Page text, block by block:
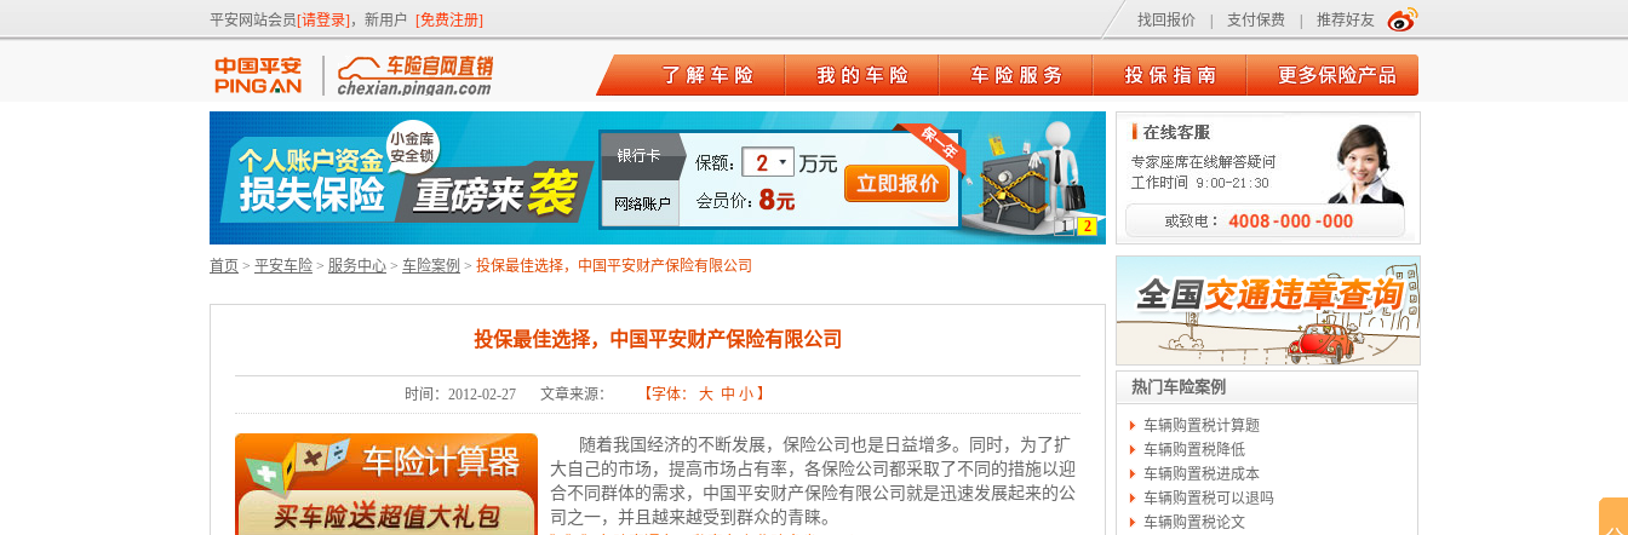
平安网站会员[请登录] ，新用户 [免费注册] 找回报价 支付保费 推荐好友
热门车险案例
车辆购置税计算题
车辆购置税降低
车辆购置税进成本
车辆购置税可以退吗
车辆购置税论文
1 2
首页 > 平安车险 > 服务中心 > 车险案例 > 投保最佳选择，中国平安财产保险有限公司
投保最佳选择，中国平安财产保险有限公司
时间：2012-02-27 文章来源： 【字体： 大 中 小 】
随着我国经济的不断发展，保险公司也是日益增多。同时，为了扩
大自己的市场，提高市场占有率，各保险公司都采取了不同的措施以迎
合不同群体的需求，中国平安财产保险有限公司就是迅速发展起来的公
司之一，并且越来越受到群众的青睐。